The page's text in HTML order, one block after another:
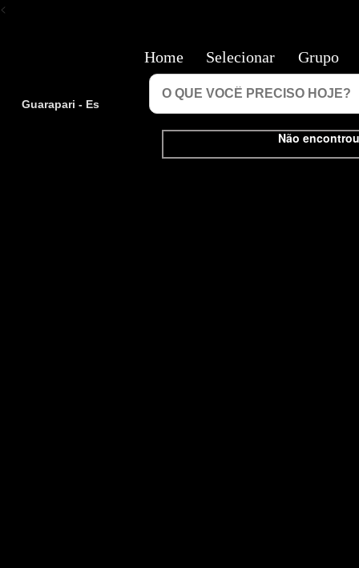
<
Guarapari - Es
Não
Home Selecionar Grupo